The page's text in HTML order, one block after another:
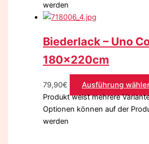
werden
Biederlack – Uno
180x220cm
79,90€ Ausführung
Produkt weist mehrere
Optionen können auf der
werden